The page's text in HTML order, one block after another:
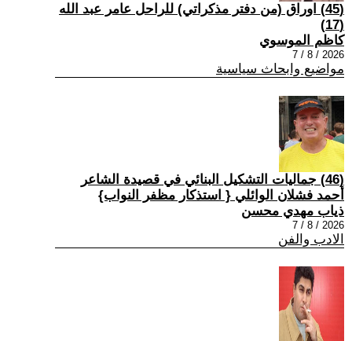
(45) اوراق (من دفتر مذكراتي) للراحل عامر عبد الله
(17)
كاظم الموسوي
2026 / 8 / 7
مواضيع وابحاث سياسية
(46) جماليات التشكيل البنائي في قصيدة الشاعر
أحمد فشلان الوائلي { استذكار مظفر النواب}
ذياب مهدي محسن
2026 / 8 / 7
الادب والفن